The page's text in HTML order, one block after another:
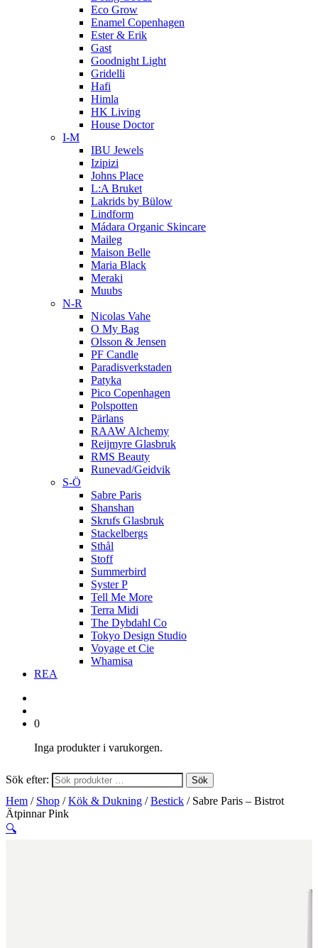
Eco Grow
Enamel Copenhagen
Ester & Erik
Gast
Goodnight Light
Gridelli
Hafi
Himla
HK Living
House Doctor
I-M
IBU Jewels
Izipizi
Johns Place
L:A Bruket
Lakrids by Bülow
Lindform
Mádara Organic Skincare
Maileg
Maison Belle
Maria Black
Meraki
Muubs
N-R
Nicolas Vahe
O My Bag
Olsson & Jensen
PF Candle
Paradisverkstaden
Patyka
Pico Copenhagen
Polspotten
Pärlans
RAAW Alchemy
Reijmyre Glasbruk
RMS Beauty
Runevad/Geidvik
S-Ö
Sabre Paris
Shanshan
Skrufs Glasbruk
Stackelbergs
Sthål
Stoff
Summerbird
Syster P
Tell Me More
Terra Midi
The Dybdahl Co
Tokyo Design Studio
Voyage et Cie
Whamisa
REA
0
Inga produkter i varukorgen.
Sök efter: Sök
Hem / Shop /Kök & Dukning /Bestick / Sabre Paris – Bistrot
Ätpinnar Pink
🔍